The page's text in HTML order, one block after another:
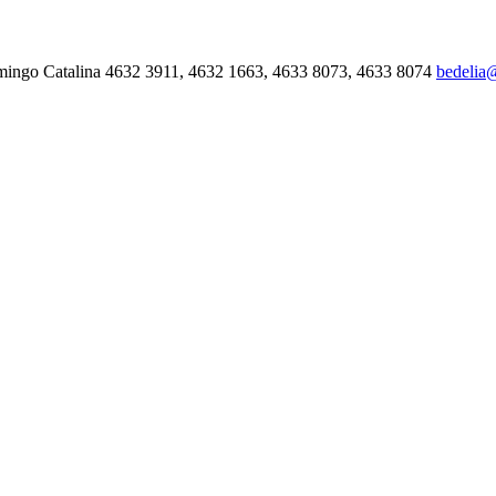
Catalina 4632 3911, 4632 1663, 4633 8073, 4633 8074